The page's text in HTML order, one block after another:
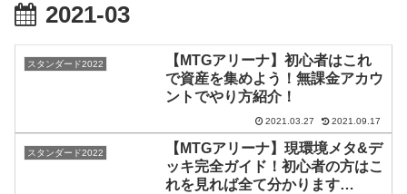
2021-03
スタンダード2022
【MTGアリーナ】初心者はこれ
で資産を集めよう！無課金アカウ
ントでやり方紹介！
2021.03.27 2021.09.17
スタンダード2022
【MTGアリーナ】現環境メタ&デ
ッキ完全ガイド！初心者の方はこ
れを見れば全て分かります